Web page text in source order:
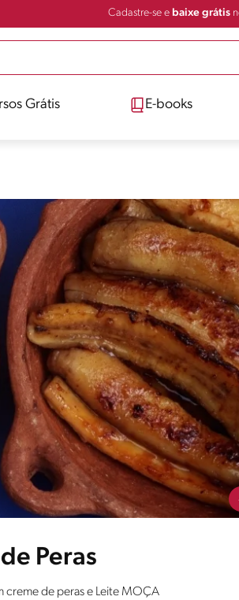
Cadastre-se e baixe grátis
Grátis E-books
Peras
creme de peras e Leite MOÇA